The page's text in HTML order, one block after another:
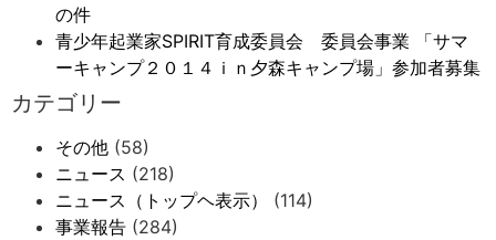
の件
青少年起業家SPIRIT育成委員会 委員会事業 「サマ
ーキャンプ２０１４ｉｎ夕森キャンプ場」参加者募集
カテゴリー
その他 (58)
ニュース (218)
ニュース（トップヘ表示）
(114)
事業報告 (284)